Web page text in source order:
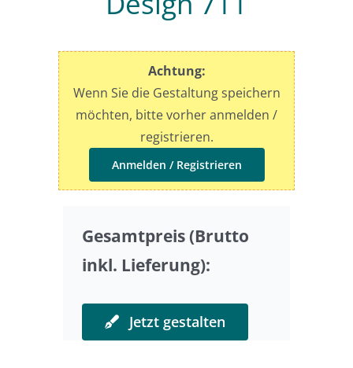
Sonderwünsche
Achtung:
Wenn Sie die Gestaltung speichern
möchten, bitte vorher anmelden /
registrieren.
Anmelden / Registrieren
Gesamtpreis (Brutto
inkl. Lieferung):
Jetzt gestalten